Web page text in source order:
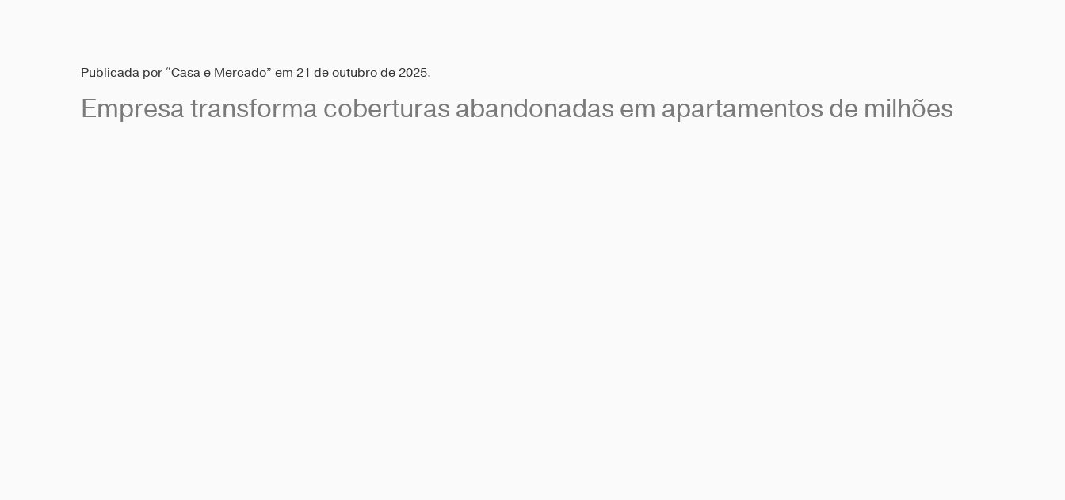
Publicada por “Casa e Mercado” em 21 de outubro de 2025.
Empresa transforma coberturas abandonadas em apartamentos de milhões